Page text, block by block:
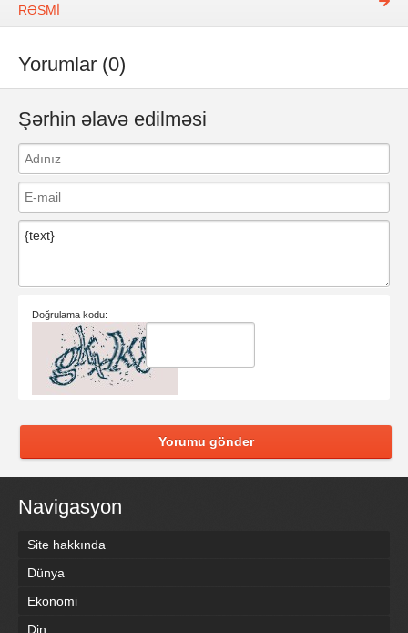
RƏSMİ
Yorumlar (0)
Şərhin əlavə edilməsi
Doğrulama kodu:
Yorumu gönder
Navigasyon
Site hakkında
Dünya
Ekonomi
Din